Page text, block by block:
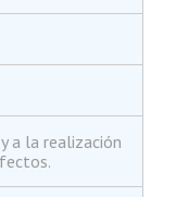
a la realización